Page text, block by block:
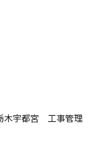
木宇都宮 工事管理